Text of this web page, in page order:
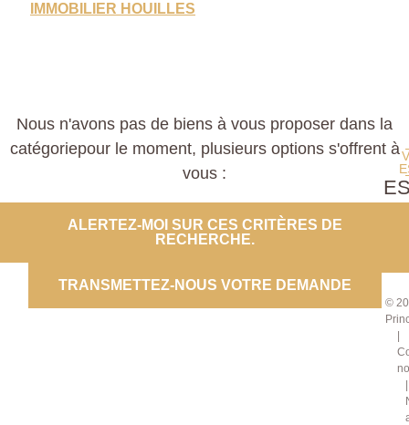
IMMOBILIER HOUILLES
Nous n'avons pas de biens à vous proposer dans la
catégoriepour le moment, plusieurs options s'offrent à
vous :
ALERTEZ-MOI SUR CES CRITÈRES DE
RECHERCHE.
TRANSMETTEZ-NOUS VOTRE DEMANDE
©